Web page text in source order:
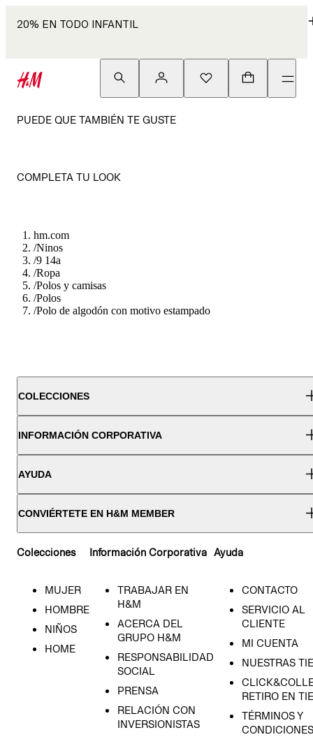
20% EN TODO INFANTIL
PUEDE QUE TAMBIÉN TE GUSTE
COMPLETA TU LOOK
hm.com
/Ninos
/9 14a
/Ropa
/Polos y camisas
/Polos
/Polo de algodón con motivo estampado
COLECCIONES
INFORMACIÓN CORPORATIVA
AYUDA
CONVIÉRTETE EN H&M MEMBER
Colecciones
MUJER
HOMBRE
NIÑOS
HOME
Información Corporativa
TRABAJAR EN
H&M
ACERCA DEL
GRUPO H&M
RESPONSABILIDAD
SOCIAL
PRENSA
RELACIÓN CON
INVERSIONISTAS
Ayuda
CONTACTO
SERVICIO AL
CLIENTE
MI CUENTA
NUESTRAS
RETIRO EN
TÉRMINOS Y
CONDICIONES